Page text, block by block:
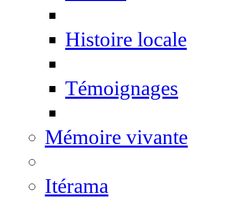
Histoire locale
Témoignages
Mémoire vivante
Itérama